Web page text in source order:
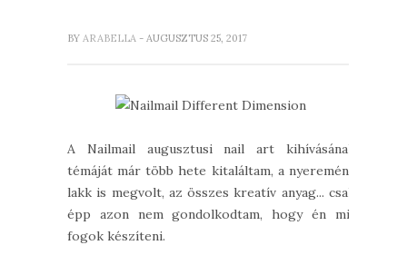
BY ARABELLA - AUGUSZTUS 25, 2017
A Nailmail augusztusi nail art kihívásának
témáját már több hete kitaláltam, a nyeremény
lakk is megvolt, az összes kreatív anyag... csak
épp azon nem gondolkodtam, hogy én mit
fogok készíteni.